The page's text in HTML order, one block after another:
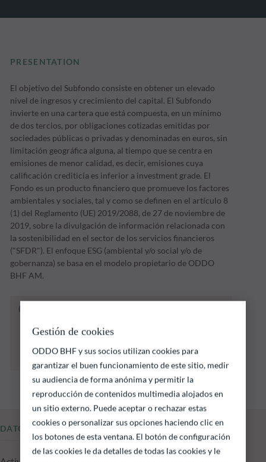
PRESENTATION
El objetivo del Subfondo consiste en obtener un elevado
nivel de ingresos y crecimiento del capital. El Subfondo
invierte en una cartera que está compuesta, en un mínimo
de dos tercios, por obligaciones cotizadas emitidas por
sociedades públicas o privadas y denominadas en euros, sin
limitación geográfica alguna, al tiempo que se centra en
emisiones de menor calidad, es decir, emisiones cuya
calificación crediticia es inferior a investment grade. El
Fondo es un producto financiero que promueve los factores
ambientales y sociales, tal y como se definen en el artículo 8
(1) del Reglamento (UE) 2019/2088, de 27 de noviembre de
2019, sobre la divulgación de información relacionada con
la sostenibilidad en el sector de los servicios financieros
("SFDR"). El enfoque ESG (ambiental y/o social y/o de
gobernanza) se basa en el modelo propietario de ODDO
BHF AM.
Las rentabilidades pasadas no garantizan
resultados futuros y no son constantes en el
DATOS FUNDAMENTALES
Gestión de cookies
ODDO BHF y sus socios utilizan cookies para
garantizar el buen funcionamiento de este sitio, medir
su audiencia de forma anónima y permitir la
reproducción de contenidos multimedia alojados en
un sitio externo. Puede aceptar o rechazar estas
cookies o personalizar sus opciones haciendo clic en
los botones de esta ventana. El botón de configuración
de las cookies le da detalles de todas las cookies y le